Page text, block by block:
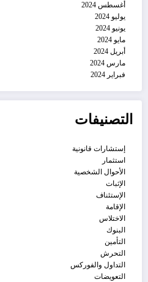
أغسطس 2024
يوليو 2024
يونيو 2024
مايو 2024
أبريل 2024
مارس 2024
فبراير 2024
التصنيفات
إستشارات قانونية
استثمار
الأحوال الشخصية
الإثبات
الإستئناف
الإقامة
الاختلاس
البنوك
التأمين
التحرش
التداول والفوركس
التعويضات